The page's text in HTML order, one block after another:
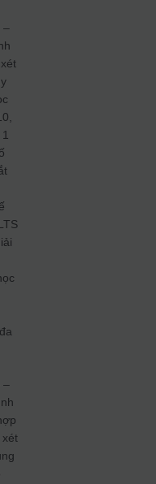
–
–
xét